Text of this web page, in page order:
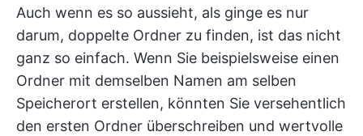
Auch wenn es so aussieht, als ginge es nur
darum, doppelte Ordner zu finden, ist das nicht
ganz so einfach. Wenn Sie beispielsweise einen
Ordner mit demselben Namen am selben
Speicherort erstellen, könnten Sie versehentlich
den ersten Ordner überschreiben und wertvolle